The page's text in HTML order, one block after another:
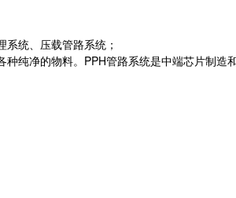
系统、压载管路系统；
纯净的物料。PPH管路系统是中端芯片制造